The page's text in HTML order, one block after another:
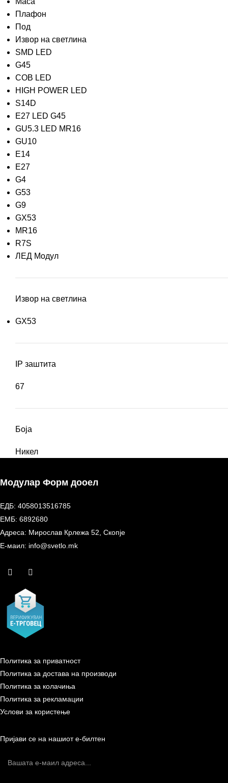
Плафон
Под
Извор на светлина
SMD LED
G45
COB LED
HIGH POWER LED
S14D
E27 LED G45
GU5.3 LED MR16
GU10
E14
E27
G4
G53
G9
GX53
MR16
R7S
ЛЕД Модул
Извор на светлина
GX53
IP заштита
67
Боја
Никел
Модулар Форм дооел
ЕДБ: 4058013516785
ЕМБ: 6892680
Адреса: Мирослав Крлежа 52, Скопје
Е-маил: info@svetlo.mk
Политика за приватност
Политика за достава на производи
Политика за колачиња
Политика за рекламации
Услови за користење
Пријави се на нашиот е-билтен